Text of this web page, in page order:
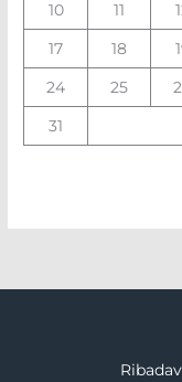
10 11
17 18
24 25
31